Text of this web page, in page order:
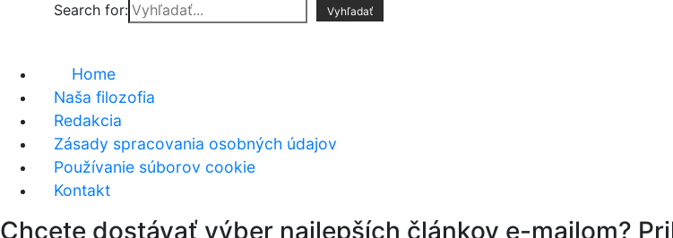
Search for:
Home
Naša filozofia
Redakcia
Zásady spracovania osobných údajov
Používanie súborov cookie
Kontakt
Chcete dostávať výber najlepších článkov e-mailom?